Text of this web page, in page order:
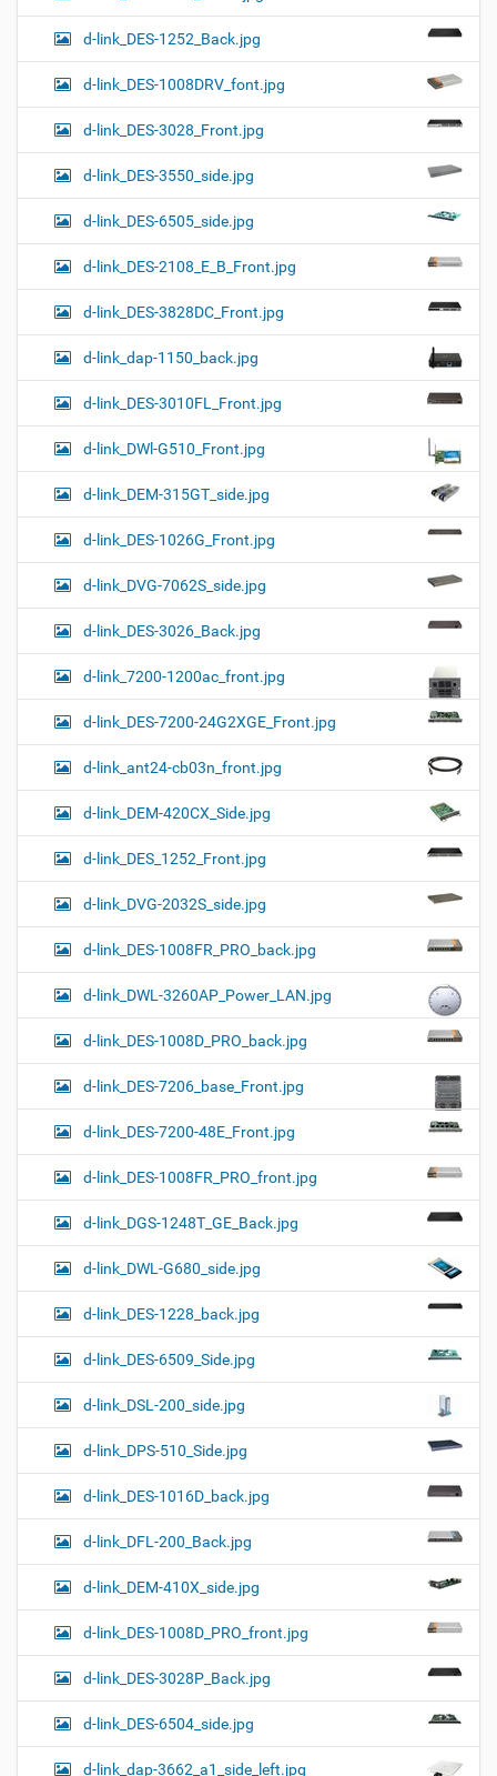
d-link_DES-1252_Back.jpg
d-link_DES-1008DRV_font.jpg
d-link_DES-3028_Front.jpg
d-link_DES-3550_side.jpg
d-link_DES-6505_side.jpg
d-link_DES-2108_E_B_Front.jpg
d-link_DES-3828DC_Front.jpg
d-link_dap-1150_back.jpg
d-link_DES-3010FL_Front.jpg
d-link_DWl-G510_Front.jpg
d-link_DEM-315GT_side.jpg
d-link_DES-1026G_Front.jpg
d-link_DVG-7062S_side.jpg
d-link_DES-3026_Back.jpg
d-link_7200-1200ac_front.jpg
d-link_DES-7200-24G2XGE_Front.jpg
d-link_ant24-cb03n_front.jpg
d-link_DEM-420CX_Side.jpg
d-link_DES_1252_Front.jpg
d-link_DVG-2032S_side.jpg
d-link_DES-1008FR_PRO_back.jpg
d-link_DWL-3260AP_Power_LAN.jpg
d-link_DES-1008D_PRO_back.jpg
d-link_DES-7206_base_Front.jpg
d-link_DES-7200-48E_Front.jpg
d-link_DES-1008FR_PRO_front.jpg
d-link_DGS-1248T_GE_Back.jpg
d-link_DWL-G680_side.jpg
d-link_DES-1228_back.jpg
d-link_DES-6509_Side.jpg
d-link_DSL-200_side.jpg
d-link_DPS-510_Side.jpg
d-link_DES-1016D_back.jpg
d-link_DFL-200_Back.jpg
d-link_DEM-410X_side.jpg
d-link_DES-1008D_PRO_front.jpg
d-link_DES-3028P_Back.jpg
d-link_DES-6504_side.jpg
d-link_dap-3662_a1_side_left.jpg